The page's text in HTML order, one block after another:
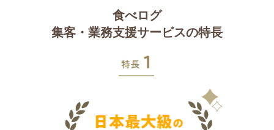
食べログ
集客・業務支援サービスの特長